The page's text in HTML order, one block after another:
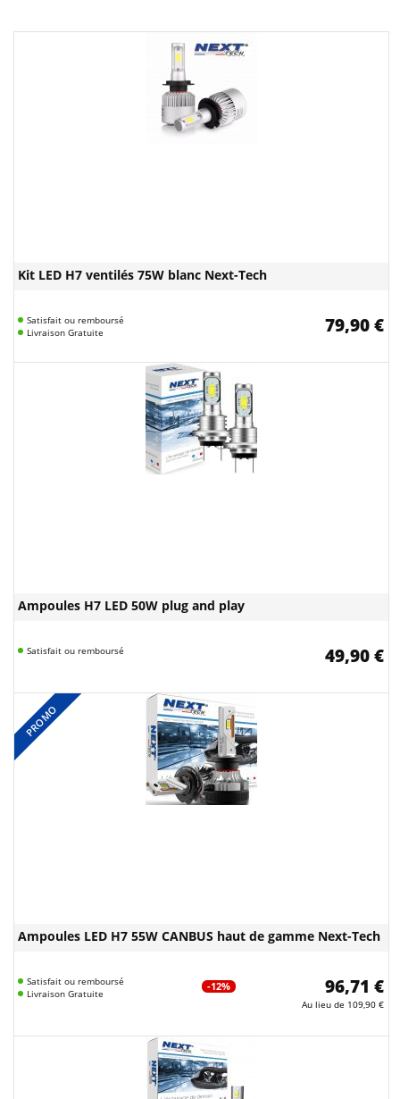
Kit LED H7 ventilés 75W blanc Next-Tech
Satisfait ou remboursé
Livraison Gratuite
79,90 €
Ampoules H7 LED 50W plug and play
Satisfait ou remboursé 49,90 €
PROMO
Ampoules LED H7 55W CANBUS haut de gamme Next-Tech
Satisfait ou remboursé
Livraison Gratuite
-12% 96,71 €
Au lieu de 109,90 €